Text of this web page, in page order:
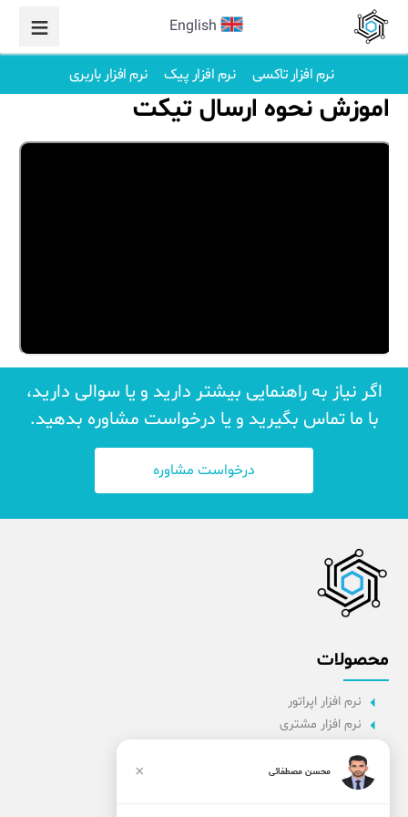
English
نرم افزار تاکسی نرم افزار پیک نرم افزار باربری
اموزش نحوه ارسال تیکت
اگر نیاز به راهنمایی بیشتر دارید و یا سوالی دارید،
با ما تماس بگیرید و یا درخواست مشاوره بدهید.
درخواست مشاوره
محصولات
نرم افزار اپراتور
نرم افزار مشتری
نرم افزار راننده
پنل مدیریت
محسن مصطفائی ×